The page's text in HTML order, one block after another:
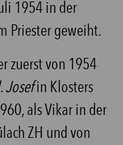
1954 in der
Priester geweiht.
zuerst von 1954
Josefin Klosters
als Vikar in der
ZH und von